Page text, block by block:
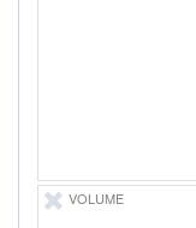
Boursobank
VOLUME